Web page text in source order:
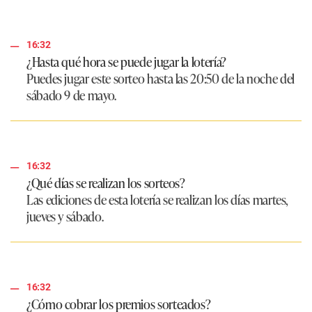
16:32
¿Hasta qué hora se puede jugar la lotería?
Puedes jugar este sorteo hasta las 20:50 de la noche del
sábado 9 de mayo.
16:32
¿Qué días se realizan los sorteos?
Las ediciones de esta lotería se realizan los días martes,
jueves y sábado.
16:32
¿Cómo cobrar los premios sorteados?